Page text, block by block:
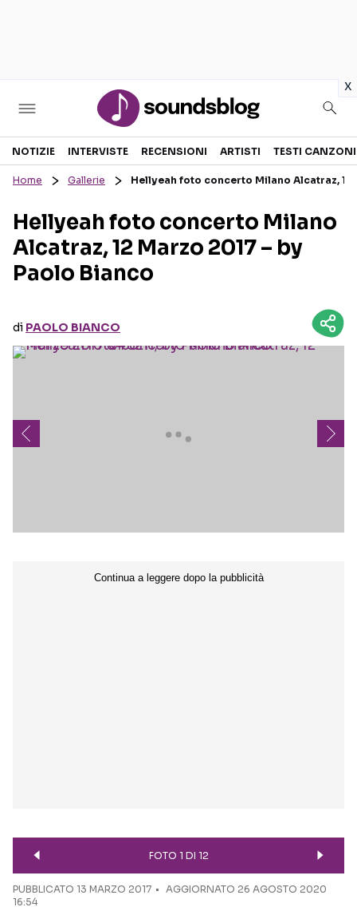
x
Sezioni
RECENSIONI MUSICALI
INTERVISTE
GOSSIP E CURIOSITÀ
TESTI CANZONI
TOUR ED EVENTI
NOTIZIE INTERVISTE RECENSIONI ARTISTI TESTI CANZONI
Home Gallerie Hellyeah foto concerto Milano Alcatraz, 12
Hellyeah foto concerto Milano
Alcatraz, 12 Marzo 2017 – by
Paolo Bianco
di PAOLO BIANCO
FOTO 1 DI 12
PUBBLICATO 13 MARZO 2017
AGGIORNATO 26 AGOSTO 2020
16:54